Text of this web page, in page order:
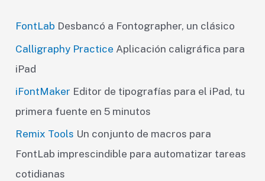
FontLab Desbancó a Fontographer, un clásico
Calligraphy Practice Aplicación caligráfica para
iPad
iFontMaker Editor de tipografías para el iPad, tu
primera fuente en 5 minutos
Remix Tools Un conjunto de macros para
FontLab imprescindible para automatizar tareas
cotidianas